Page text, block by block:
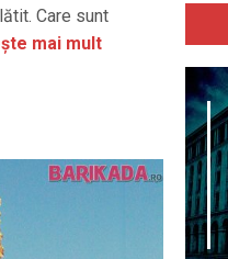
Care sunt
mai mult